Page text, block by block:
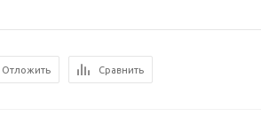
Отложить Сравнить